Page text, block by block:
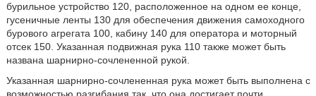
бурильное устройство 120, расположенное на одном ее конце,
гусеничные ленты 130 для обеспечения движения самоходного
бурового агрегата 100, кабину 140 для оператора и моторный
отсек 150. Указанная подвижная рука 110 также может быть
названа шарнирно-сочлененной рукой.
Указанная шарнирно-сочлененная рука может быть выполнена с